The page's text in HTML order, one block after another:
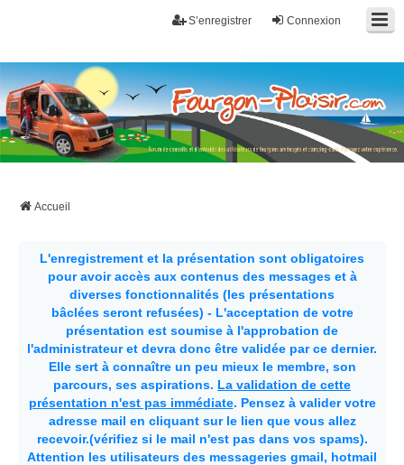
Connexion
S’enregistrer
Fourgon-plaisir.com
Forum de conseils et d'entraide des utilisateurs de fourgons, fourgons
aménagés, vans et de camping-car. Partagez votre expérience.
Accueil
L'enregistrement et la présentation sont obligatoires
pour avoir accès aux contenus des messages et à
diverses fonctionnalités (les présentations
bâclées seront refusées) - L'acceptation de votre
présentation est soumise à l'approbation de
l'administrateur et devra donc être validée par ce dernier.
Elle sert à connaître un peu mieux le membre, son
parcours, ses aspirations. La validation de cette
présentation n'est pas immédiate. Pensez à valider votre
adresse mail en cliquant sur le lien que vous allez
recevoir.(vérifiez si le mail n'est pas dans vos spams).
Attention les utilisateurs des messageries gmail, hotmail